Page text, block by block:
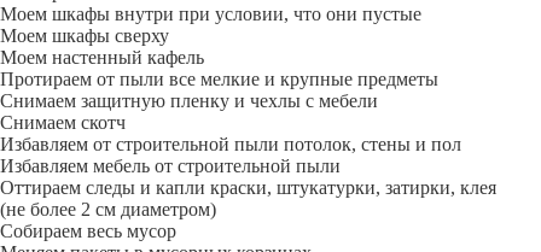
Моем шкафы внутри при условии, что они пустые
Моем шкафы сверху
Моем настенный кафель
Протираем от пыли все мелкие и крупные предметы
Снимаем защитную пленку и чехлы с мебели
Снимаем скотч
Избавляем от строительной пыли потолок, стены и пол
Избавляем мебель от строительной пыли
Оттираем следы и капли краски, штукатурки, затирки, клея
(не более 2 см диаметром)
Собираем весь мусор